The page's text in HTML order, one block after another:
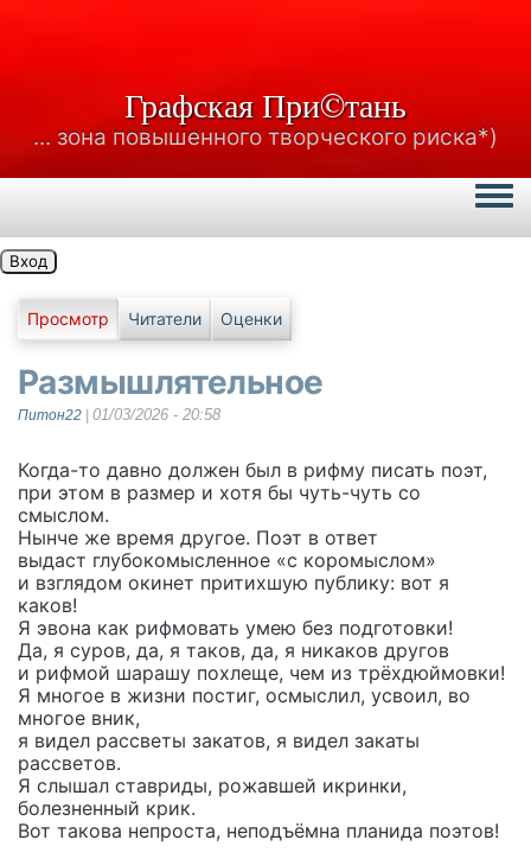
Графская При©тань
... зона повышенного творческого риска*)
Вход
Главные вкладки
Просмотр Читатели Оценки
Размышлятельное
Питон22 01/03/2026 - 20:58
Когда-то давно должен был в рифму писать поэт,
при этом в размер и хотя бы чуть-чуть со
смыслом.
Нынче же время другое. Поэт в ответ
выдаст глубокомысленное «с коромыслом»
и взглядом окинет притихшую публику: вот я
каков!
Я эвона как рифмовать умею без подготовки!
Да, я суров, да, я таков, да, я никаков другов
и рифмой шарашу похлеще, чем из трёхдюймовки!
Я многое в жизни постиг, осмыслил, усвоил, во
многое вник,
я видел рассветы закатов, я видел закаты
рассветов.
Я слышал ставриды, рожавшей икринки,
болезненный крик.
Вот такова непроста, неподъёмна планида поэтов!